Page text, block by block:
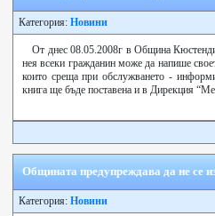
Категория: Новини
От днес 08.05.2008г в Община
нея всеки гражданин може да напише
които среща при обслужването -
книга ще бъде поставена и в Дирекция
Общината предупреждава да не се
Категория: Новини